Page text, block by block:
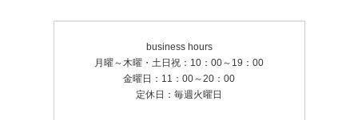
business hours
月曜～木曜・土日祝：10：00～19：00
金曜日：11：00～20：00
定休日：毎週火曜日